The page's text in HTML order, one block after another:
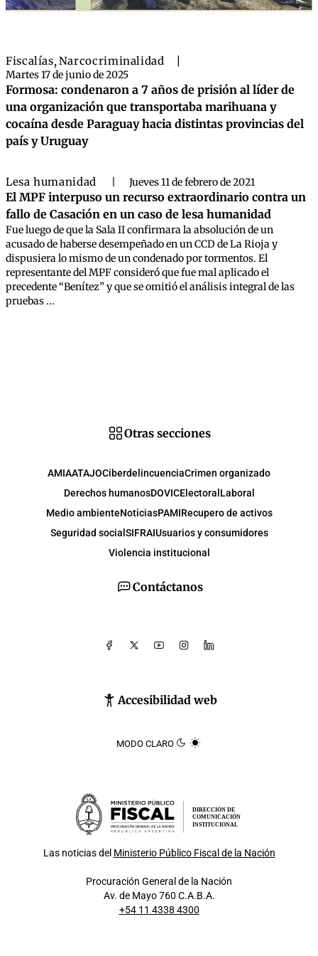
Fiscalías,Narcocriminalidad
Martes 17 de junio de 2025
Formosa: condenaron a 7 años de prisión al líder de
una organización que transportaba marihuana y
cocaína desde Paraguay hacia distintas provincias del
país y Uruguay
Lesa humanidad Jueves 11 de febrero de 2021
El MPF interpuso un recurso extraordinario contra un
fallo de Casación en un caso de lesa humanidad
Fue luego de que la Sala II confirmara la absolución de un
acusado de haberse desempeñado en un CCD de La Rioja y
dispusiera lo mismo de un condenado por tormentos. El
representante del MPF consideró que fue mal aplicado el
precedente “Benítez” y que se omitió el análisis integral de las
pruebas ...
Contáctanos
Accesibilidad web
MODO CLARO
Otras secciones
AMIAATAJOCiberdelincuenciaCrimen organizado
Derechos humanosDOVICElectoral Laboral
Medio ambienteNoticiasPAMIRecupero de activos
Seguridad social SIFRAIUsuarios y consumidores
Violencia institucional
DIRECCIÓN DE
COMUNICACIÓN
INSTITUCIONAL
Las noticias del Ministerio Público Fiscal de la Nación
Procuración General de la Nación
Av. de Mayo 760 C.A.B.A.
+54 11 4338 4300